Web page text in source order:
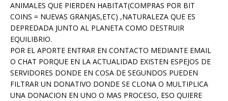
ANIMALES QUE PIERDEN HABITAT(COMPRAS POR BIT
COINS = NUEVAS GRANJAS,ETC) ,NATURALEZA QUE ES
DEPREDADA JUNTO AL PLANETA COMO DESTRUIR
EQUILIBRIO.
POR EL APORTE ENTRAR EN CONTACTO MEDIANTE EMAIL
O CHAT PORQUE EN LA ACTUALIDAD EXISTEN ESPEJOS DE
SERVIDORES DONDE EN COSA DE SEGUNDOS PUEDEN
FILTRAR UN DONATIVO DONDE SE CLONA O MULTIPLICA
UNA DONACION EN UNO O MAS PROCESO, ESO QUIERE